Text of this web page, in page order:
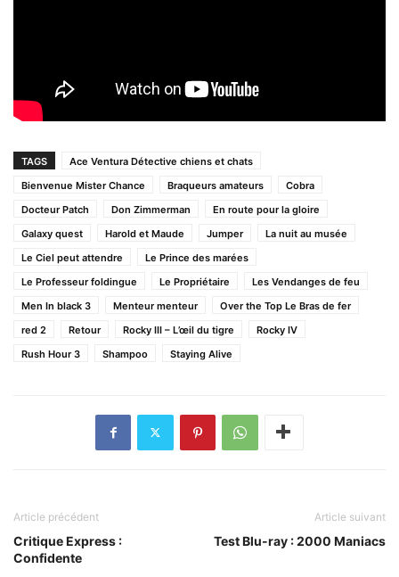
TAGS
Ace Ventura Détective chiens et chats
Bienvenue Mister Chance
Braqueurs amateurs
Cobra
Docteur Patch
Don Zimmerman
En route pour la gloire
Galaxy quest
Harold et Maude Jumper
La nuit au musée
Le Ciel peut attendre
Le Prince des marées
Le Professeur foldingue
Le Propriétaire
Les Vendanges de feu
Men In black 3
Menteur menteur
Over the Top Le Bras de fer
red 2
Retour Rocky III – L’œil du tigre
Rocky IV
Rush Hour 3
Shampoo Staying Alive
Article précédent
Critique Express :
Confidente
Article suivant
Test Blu-ray : 2000 Maniacs